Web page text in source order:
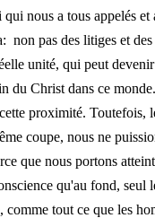
nous a tous appelés et
non pas des litiges et
unité, qui peut
du Christ dans ce
proximité. Toutefois,
coupe, nous ne
que nous portons
qu'au fond, seul
tout ce que les